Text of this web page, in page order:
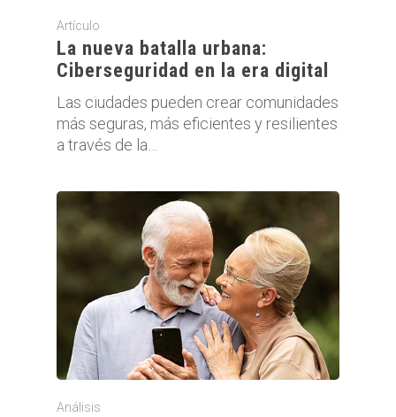
Artículo
La nueva batalla urbana:
Ciberseguridad en la era digital
Las ciudades pueden crear comunidades
más seguras, más eficientes y resilientes
a través de la…
Análisis